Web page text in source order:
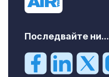
Последвайте ни...